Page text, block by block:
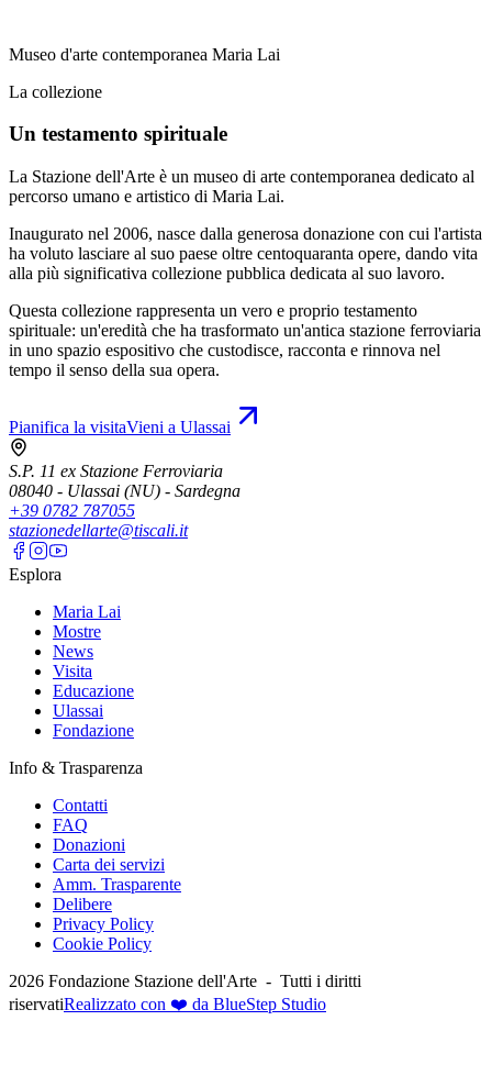
Museo d'arte contemporanea Maria Lai
La collezione
Un testamento spirituale
La Stazione dell'Arte è un museo di arte contemporanea dedicato al
percorso umano e artistico di Maria Lai.
Inaugurato nel 2006, nasce dalla generosa donazione con cui l'artista
ha voluto lasciare al suo paese oltre centoquaranta opere, dando vita
alla più significativa collezione pubblica dedicata al suo lavoro.
Questa collezione rappresenta un vero e proprio testamento
spirituale: un'eredità che ha trasformato un'antica stazione ferroviaria
in uno spazio espositivo che custodisce, racconta e rinnova nel
tempo il senso della sua opera.
Pianifica la visitaVieni a Ulassai
S.P. 11 ex Stazione Ferroviaria
08040 - Ulassai (NU) - Sardegna
+39 0782 787055
stazionedellarte@tiscali.it
Esplora
Maria Lai
Mostre
News
Visita
Educazione
Ulassai
Fondazione
Info & Trasparenza
Contatti
FAQ
Donazioni
Carta dei servizi
Amm. Trasparente
Delibere
Privacy Policy
Cookie Policy
2026 Fondazione Stazione dell'Arte - Tutti i diritti
riservatiRealizzato con ❤️ da BlueStep Studio